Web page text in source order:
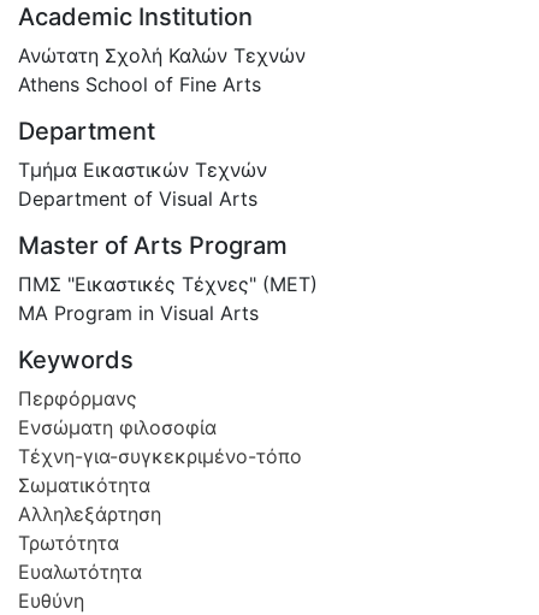
Academic Institution
Ανώτατη Σχολή Καλών Τεχνών
Athens School of Fine Arts
Department
Τμήμα Εικαστικών Τεχνών
Department of Visual Arts
Master of Arts Program
ΠΜΣ "Εικαστικές Τέχνες" (ΜΕΤ)
MA Program in Visual Arts
Keywords
Περφόρμανς
Ενσώματη φιλοσοφία
Τέχνη-για-συγκεκριμένο-τόπο
Σωματικότητα
Αλληλεξάρτηση
Τρωτότητα
Ευαλωτότητα
Ευθύνη